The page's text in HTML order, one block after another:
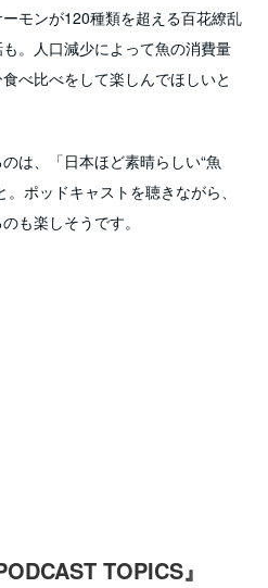
モンが120種類を超える百花繚乱
。人口減少によって魚の消費量
べ比べをして楽しんでほしいと
は、「日本ほど素晴らしい“魚
ポッドキャストを聴きながら、
も楽しそうです。
TOPICS』